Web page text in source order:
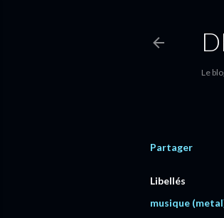
Le
Partager
Libellés
musique